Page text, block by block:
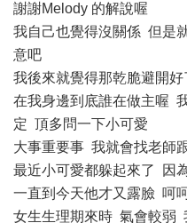
謝謝Melody 的解說喔
我自己也覺得沒關係 但是
意吧
我後來就覺得那乾脆避開
在我身邊到底誰在做主喔
定 頂多問一下小可愛
大事重要事 我就會找老師
最近小可愛都躲起來了 因
一直到今天他才又露臉 呵
女生生理期來時 氣會較弱